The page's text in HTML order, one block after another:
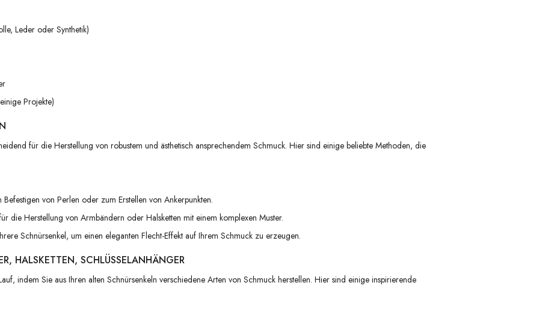
Leder oder Synthetik)
Projekte)
für die Herstellung von robustem und ästhetisch ansprechendem Schmuck. Hier sind einige beliebte Methoden, die
Befestigen von Perlen oder zum Erstellen von Ankerpunkten.
die Herstellung von Armbändern oder Halsketten mit einem komplexen Muster.
Schnürsenkel, um einen eleganten Flecht-Effekt auf Ihrem Schmuck zu erzeugen.
HALSKETTEN, SCHLÜSSELANHÄNGER
indem Sie aus Ihren alten Schnürsenkeln verschiedene Arten von Schmuck herstellen. Hier sind einige inspirierende